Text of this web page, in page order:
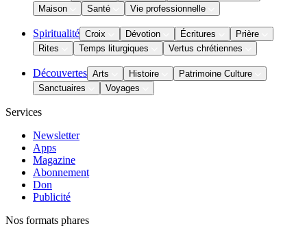
Maison
Santé Vie professionnelle
Spiritualité Croix Dévotion Écritures
Prière
Rites
Temps liturgiques Vertus chrétiennes
Découvertes Arts Histoire
Patrimoine Culture
Sanctuaires
Voyages
Services
Newsletter
Apps
Magazine
Abonnement
Don
Publicité
Nos formats phares